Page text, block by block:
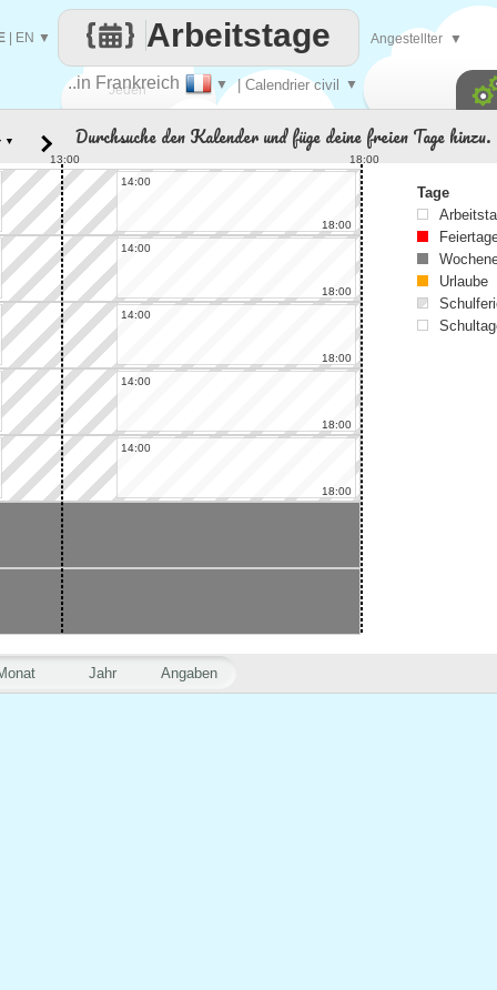
Jeden
..in Frankreich ▼ | Calendrier civil ▼
Arbeitstage
EN ▼ Angestellter ▼
Jahr Angaben
▼ Durchsuche den Kalender und füge deine freien Tage hinzu.
13:00
18:00
14:00
18:00
14:00
18:00
14:00
18:00
14:00
18:00
14:00
18:00
Tage
Urlaube